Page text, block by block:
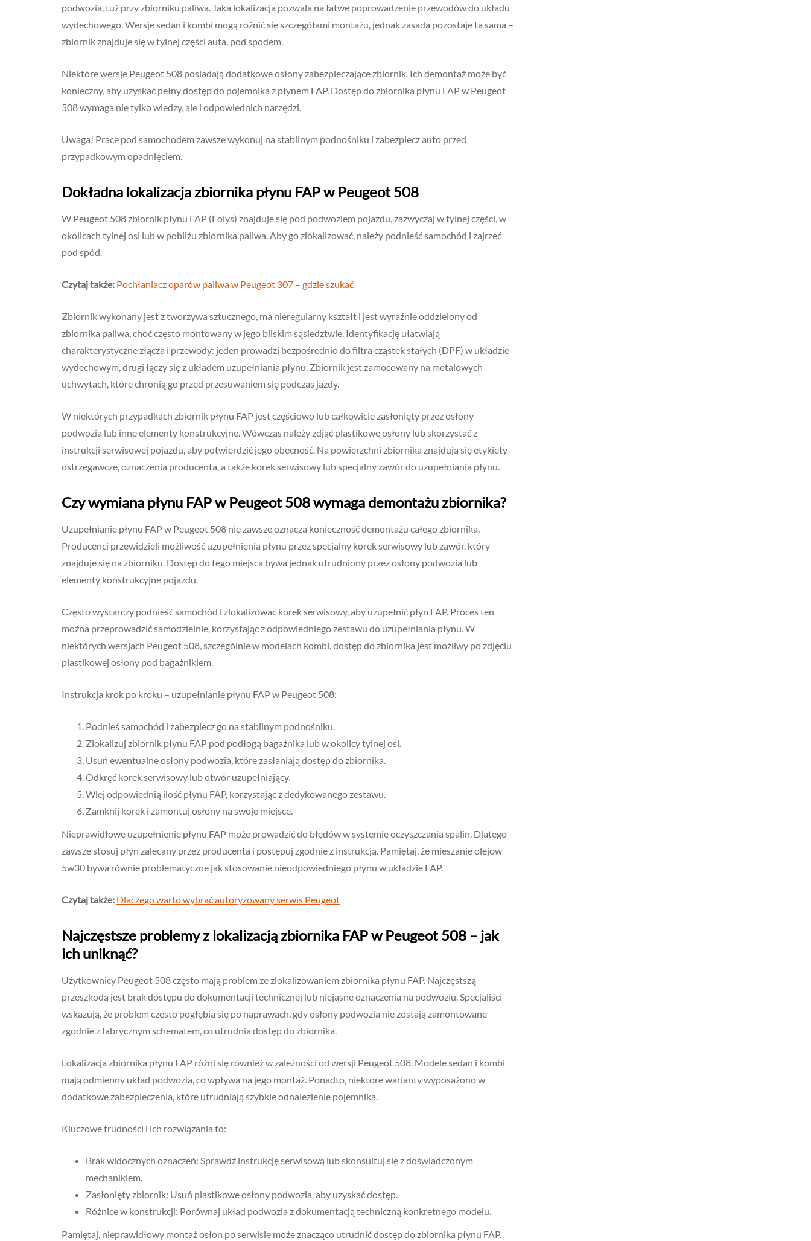
podwozia, tuż przy zbiorniku paliwa. Taka lokalizacja pozwala na łatwe poprowadzenie przewodów do układu
wydechowego. Wersje sedan i kombi mogą różnić się szczegółami montażu, jednak zasada pozostaje ta sama –
zbiornik znajduje się w tylnej części auta, pod spodem.
Niektóre wersje Peugeot 508 posiadają dodatkowe osłony zabezpieczające zbiornik. Ich demontaż może być
konieczny, aby uzyskać pełny dostęp do pojemnika z płynem FAP. Dostęp do zbiornika płynu FAP w Peugeot
508 wymaga nie tylko wiedzy, ale i odpowiednich narzędzi.
Uwaga! Prace pod samochodem zawsze wykonuj na stabilnym podnośniku i zabezpiecz auto przed
przypadkowym opadnięciem.
Dokładna lokalizacja zbiornika płynu FAP w Peugeot 508
W Peugeot 508 zbiornik płynu FAP (Eolys) znajduje się pod podwoziem pojazdu, zazwyczaj w tylnej części, w
okolicach tylnej osi lub w pobliżu zbiornika paliwa. Aby go zlokalizować, należy podnieść samochód i zajrzeć
pod spód.
Czytaj także: Pochłaniacz oparów paliwa w Peugeot 307 – gdzie szukać
Zbiornik wykonany jest z tworzywa sztucznego, ma nieregularny kształt i jest wyraźnie oddzielony od
zbiornika paliwa, choć często montowany w jego bliskim sąsiedztwie. Identyfikację ułatwiają
charakterystyczne złącza i przewody: jeden prowadzi bezpośrednio do filtra cząstek stałych (DPF) w układzie
wydechowym, drugi łączy się z układem uzupełniania płynu. Zbiornik jest zamocowany na metalowych
uchwytach, które chronią go przed przesuwaniem się podczas jazdy.
W niektórych przypadkach zbiornik płynu FAP jest częściowo lub całkowicie zasłonięty przez osłony
podwozia lub inne elementy konstrukcyjne. Wówczas należy zdjąć plastikowe osłony lub skorzystać z
instrukcji serwisowej pojazdu, aby potwierdzić jego obecność. Na powierzchni zbiornika znajdują się etykiety
ostrzegawcze, oznaczenia producenta, a także korek serwisowy lub specjalny zawór do uzupełniania płynu.
Czy wymiana płynu FAP w Peugeot 508 wymaga demontażu zbiornika?
Uzupełnianie płynu FAP w Peugeot 508 nie zawsze oznacza konieczność demontażu całego zbiornika.
Producenci przewidzieli możliwość uzupełnienia płynu przez specjalny korek serwisowy lub zawór, który
znajduje się na zbiorniku. Dostęp do tego miejsca bywa jednak utrudniony przez osłony podwozia lub
elementy konstrukcyjne pojazdu.
Często wystarczy podnieść samochód i zlokalizować korek serwisowy, aby uzupełnić płyn FAP. Proces ten
można przeprowadzić samodzielnie, korzystając z odpowiedniego zestawu do uzupełniania płynu. W
niektórych wersjach Peugeot 508, szczególnie w modelach kombi, dostęp do zbiornika jest możliwy po zdjęciu
plastikowej osłony pod bagażnikiem.
Instrukcja krok po kroku – uzupełnianie płynu FAP w Peugeot 508:
Podnieś samochód i zabezpiecz go na stabilnym podnośniku.
Zlokalizuj zbiornik płynu FAP pod podłogą bagażnika lub w okolicy tylnej osi.
Usuń ewentualne osłony podwozia, które zasłaniają dostęp do zbiornika.
Odkręć korek serwisowy lub otwór uzupełniający.
Wlej odpowiednią ilość płynu FAP, korzystając z dedykowanego zestawu.
Zamknij korek i zamontuj osłony na swoje miejsce.
Nieprawidłowe uzupełnienie płynu FAP może prowadzić do błędów w systemie oczyszczania spalin. Dlatego
zawsze stosuj płyn zalecany przez producenta i postępuj zgodnie z instrukcją. Pamiętaj, że mieszanie olejow
5w30 bywa równie problematyczne jak stosowanie nieodpowiedniego płynu w układzie FAP.
Czytaj także: Dlaczego warto wybrać autoryzowany serwis Peugeot
Najczęstsze problemy z lokalizacją zbiornika FAP w Peugeot 508 – jak
ich uniknąć?
Użytkownicy Peugeot 508 często mają problem ze zlokalizowaniem zbiornika płynu FAP. Najczęstszą
przeszkodą jest brak dostępu do dokumentacji technicznej lub niejasne oznaczenia na podwoziu. Specjaliści
wskazują, że problem często pogłębia się po naprawach, gdy osłony podwozia nie zostają zamontowane
zgodnie z fabrycznym schematem, co utrudnia dostęp do zbiornika.
Lokalizacja zbiornika płynu FAP różni się również w zależności od wersji Peugeot 508. Modele sedan i kombi
mają odmienny układ podwozia, co wpływa na jego montaż. Ponadto, niektóre warianty wyposażono w
dodatkowe zabezpieczenia, które utrudniają szybkie odnalezienie pojemnika.
Kluczowe trudności i ich rozwiązania to:
Brak widocznych oznaczeń: Sprawdź instrukcję serwisową lub skonsultuj się z doświadczonym
mechanikiem.
Zasłonięty zbiornik: Usuń plastikowe osłony podwozia, aby uzyskać dostęp.
Różnice w konstrukcji: Porównaj układ podwozia z dokumentacją techniczną konkretnego modelu.
Pamiętaj, nieprawidłowy montaż osłon po serwisie może znacząco utrudnić dostęp do zbiornika płynu FAP.